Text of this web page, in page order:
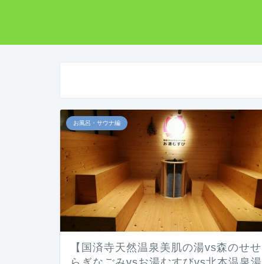
お風呂・サウナ編
【国済寺天然温泉美肌の湯vs森のせせ